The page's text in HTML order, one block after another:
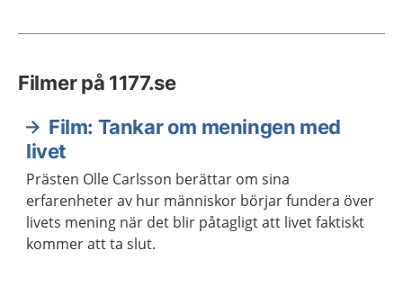
Filmer på 1177.se
Film: Tankar om meningen med
livet
Prästen Olle Carlsson berättar om sina
erfarenheter av hur människor börjar fundera över
livets mening när det blir påtagligt att livet faktiskt
kommer att ta slut.